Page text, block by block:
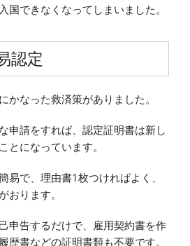
国できなくなってしまいました。
認定
かなった救済策がありました。
申請をすれば、認定証明書は新し
とになっています。
易で、理由書1枚つければよく、
おります。
申告するだけで、雇用契約書を作
歴書などの証明書類も不要です。